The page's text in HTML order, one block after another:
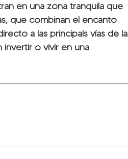
en una zona tranquila que
que combinan el encanto
a las principals vías de la
invertir o vivir en una